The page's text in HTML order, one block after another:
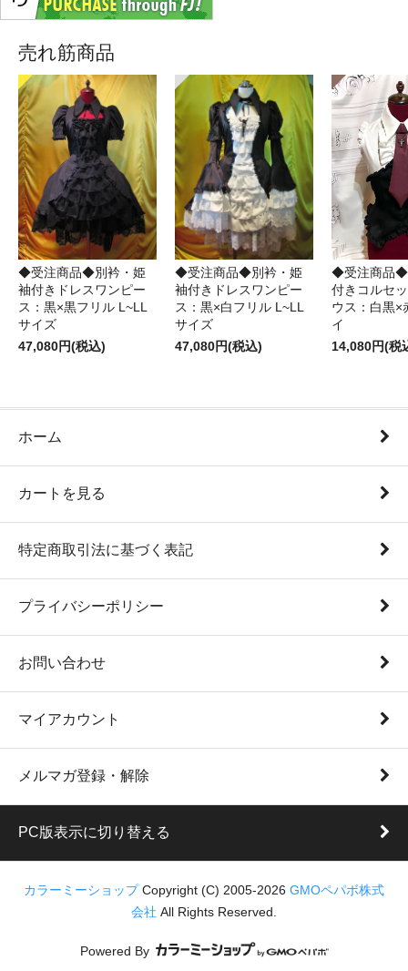
売れ筋商品
◆受注商品◆別衿・姫
袖付きドレスワンピー
ス：黒×黒フリル L~LL
サイズ
47,080円(税込)
◆受注商品◆別衿・姫
袖付きドレスワンピー
ス：黒×白フリル L~LL
サイズ
47,080円(税込)
◆受注商品◆
付きコルセ
ウス：白黒×
イ
14,080円(税
ホーム
カートを見る
特定商取引法に基づく表記
プライバシーポリシー
お問い合わせ
マイアカウント
メルマガ登録・解除
PC版表示に切り替える
カラーミーショップ Copyright (C) 2005-2026 GMOペパボ株式
会社 All Rights Reserved.
Powered By